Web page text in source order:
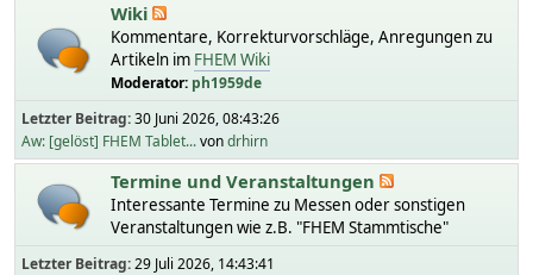
Wiki
Kommentare, Korrekturvorschläge, Anregungen zu
Artikeln im FHEM Wiki
Moderator: ph1959de
Letzter Beitrag:30 Juni 2026, 08:43:26
Aw: [gelöst] FHEM Tablet...vondrhirn
Termine und Veranstaltungen
Interessante Termine zu Messen oder sonstigen
Veranstaltungen wie z.B. "FHEM Stammtische"
Letzter Beitrag:29 Juli 2026, 14:43:41